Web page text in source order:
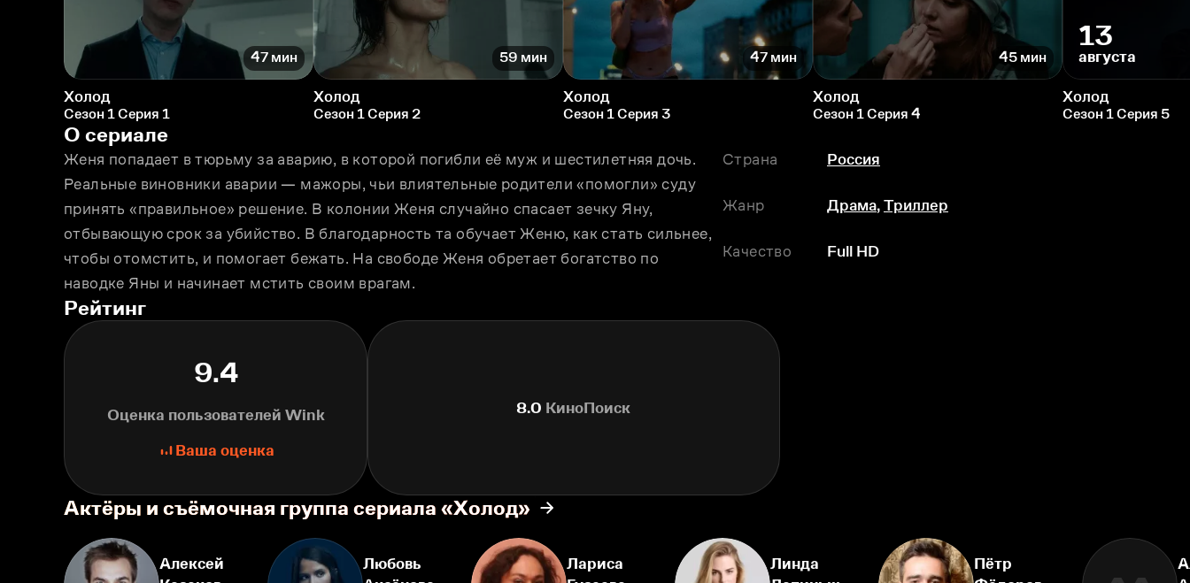
47 мин
Холод
Сезон 1 Серия 1
59 мин
Холод
Сезон 1 Серия 2
47 мин
Холод
Сезон 1 Серия 3
45 мин
Холод
Сезон 1 Серия 4
13
августа
Холод
Сезон 1 Серия 5
О сериале
Женя попадает в тюрьму за аварию, в которой погибли её муж и шестилетняя дочь.
Реальные виновники аварии — мажоры, чьи влиятельные родители «помогли» суду
принять «правильное» решение. В колонии Женя случайно спасает зечку Яну,
отбывающую срок за убийство. В благодарность та обучает Женю, как стать сильнее,
чтобы отомстить, и помогает бежать. На свободе Женя обретает богатство по
наводке Яны и начинает мстить своим врагам.
Страна Россия
Жанр Драма, Триллер
Качество Full HD
Рейтинг
9.4
Оценка пользователей Wink
Ваша оценка
8.0 КиноПоиск
Актёры и съёмочная группа сериала «Холод»
Алексей
Любовь
Лариса
Линда
Пётр